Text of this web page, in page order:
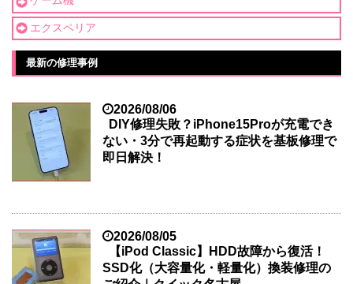
エクスペリア
最新の修理事例
2026/08/06
DIY修理失敗？iPhone15Proが充電でき
ない・3分で再起動する症状を基板修理で
即日解決！
2026/08/05
【iPod Classic】HDD故障から復活！
SSD化（大容量化・軽量化）換装修理の